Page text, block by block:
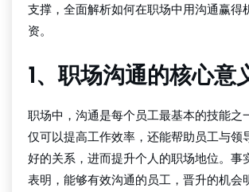
支撑，全面解析如何在职场中用沟通赢得
资。
1、职场沟通的核心意
职场中，沟通是每个员工最基本的技能之
仅可以提高工作效率，还能帮助员工与领
好的关系，进而提升个人的职场地位。事
表明，能够有效沟通的员工，晋升的机会